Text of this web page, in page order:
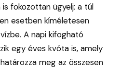
fokozottan ügyelj: a túl
esetben kíméletesen
A napi kifogható
egy éves kvóta is, amely
meg az összesen